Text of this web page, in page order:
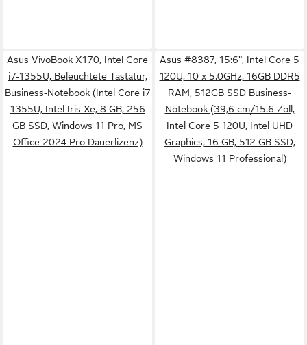
Asus VivoBook X170, Intel Core
i7-1355U, Beleuchtete Tastatur,
Business-Notebook (Intel Core i7
1355U, Intel Iris Xe, 8 GB, 256
GB SSD, Windows 11 Pro, MS
Office 2024 Pro Dauerlizenz)
Asus #8387, 15:6", Intel Core 5
120U, 10 x 5.0GHz, 16GB DDR5
RAM, 512GB SSD Business-
Notebook (39,6 cm/15.6 Zoll,
Intel Core 5 120U, Intel UHD
Graphics, 16 GB, 512 GB SSD,
Windows 11 Professional)